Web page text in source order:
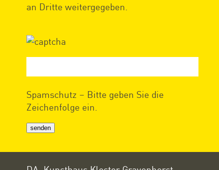
an Dritte weitergegeben.
Spamschutz – Bitte geben Sie die
Zeichenfolge ein.